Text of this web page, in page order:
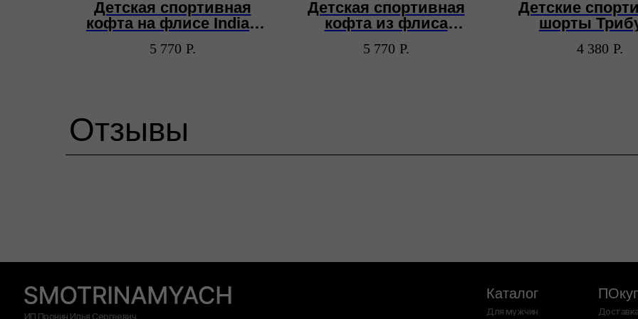
Детская спортивная
кофта на флисе Indian
5 770 Р.
Детская спортивная
кофта из флиса
5 770 Р.
Детские
шорты
4 380 Р.
Отзывы
Возврат
Для женщин
Компания MetaPlatforms Inc., владеющая данными сетей Facebook
экстремистской организацией, её деятельность на территории